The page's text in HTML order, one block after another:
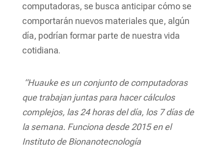
computadoras, se busca anticipar cómo se
comportarán nuevos materiales que, algún
día, podrían formar parte de nuestra vida
cotidiana.
“Huauke es un conjunto de computadoras
que trabajan juntas para hacer cálculos
complejos, las 24 horas del día, los 7 días de
la semana. Funciona desde 2015 en el
Instituto de Bionanotecnología